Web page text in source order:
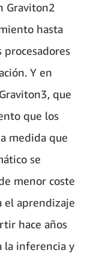
Graviton2
hasta
Y en
que
que los
medida que
se
menor coste
el aprendizaje
hace años
la inferencia y